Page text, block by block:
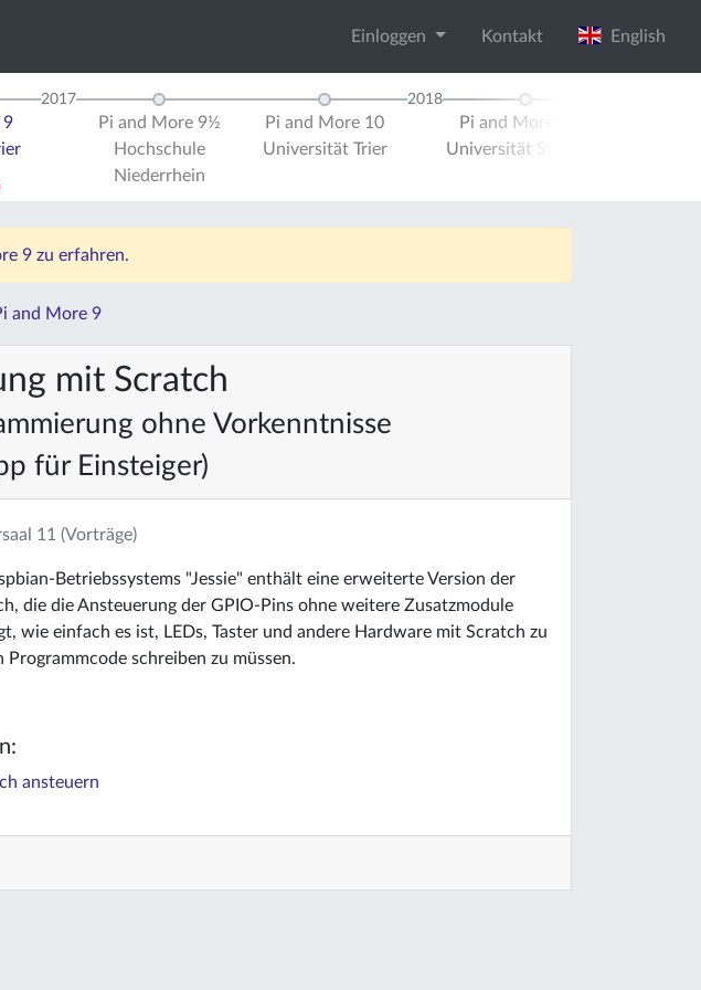
Einloggen Kontakt English
9
2017
Pi and More 9½
Hochschule
Niederrhein
Pi and More 10
Universität Trier
2018
Pi and More 10½
Universität Stuttgart
9 zu erfahren.
and More 9
mit Scratch
ohne Vorkenntnisse
für Einsteiger)
11 (Vorträge)
Betriebssystems "Jessie" enthält eine erweiterte Version der
die die Ansteuerung der GPIO-Pins ohne weitere Zusatzmodule
wie einfach es ist, LEDs, Taster und andere Hardware mit Scratch zu
schreiben zu müssen.
ansteuern